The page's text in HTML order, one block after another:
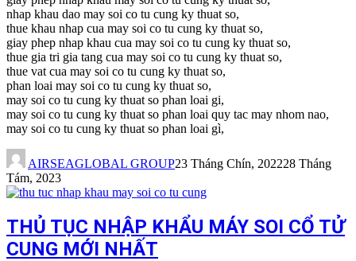
nhap khau dao may soi co tu cung ky thuat so,
thue khau nhap cua may soi co tu cung ky thuat so,
giay phep nhap khau cua may soi co tu cung ky thuat so,
thue gia tri gia tang cua may soi co tu cung ky thuat so,
thue vat cua may soi co tu cung ky thuat so,
phan loai may soi co tu cung ky thuat so,
may soi co tu cung ky thuat so phan loai gi,
may soi co tu cung ky thuat so phan loai quy tac may nhom nao,
may soi co tu cung ky thuat so phan loai gì,
AIRSEAGLOBAL GROUP23 Tháng Chín, 202228 Tháng
Tám, 2023
THỦ TỤC NHẬP KHẨU MÁY SOI CỔ TỬ
CUNG MỚI NHẤT